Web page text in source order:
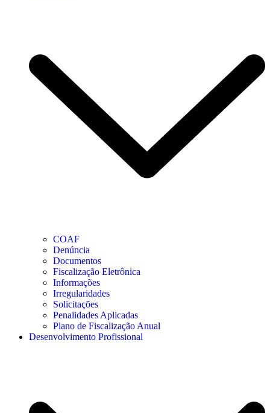
COAF
Denúncia
Documentos
Fiscalização Eletrônica
Informações
Irregularidades
Solicitações
Penalidades Aplicadas
Plano de Fiscalização Anual
Desenvolvimento Profissional